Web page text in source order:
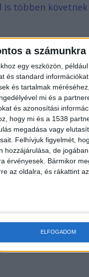
a számunkra
egy eszközön, például
és standard
és tartalmak méréséhez,
mi és a
és azonosítási
hogy mi és a 1538
megadása vagy
Felhívjuk figyelmét,
hozzájárulása, de
érvényesek. Bármikor
az oldalra, és rákattint
ELFOGADOM
is többen követnek
férfi